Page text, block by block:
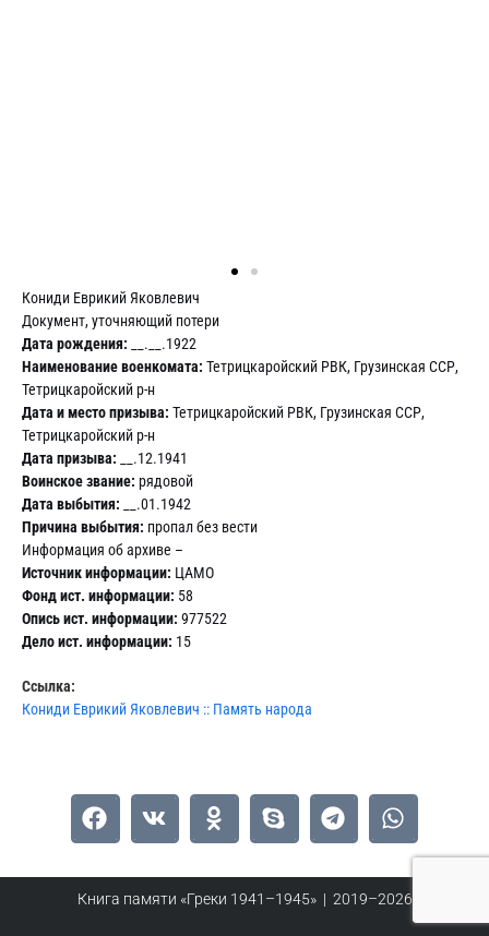
Кониди Еврикий Яковлевич
Документ, уточняющий потери
Дата рождения: __.__.1922
Наименование военкомата: Тетрицкаройский РВК, Грузинская ССР,
Тетрицкаройский р-н
Дата и место призыва: Тетрицкаройский РВК, Грузинская ССР,
Тетрицкаройский р-н
Дата призыва: __.12.1941
Воинское звание: рядовой
Дата выбытия: __.01.1942
Причина выбытия: пропал без вести
Информация об архиве –
Источник информации: ЦАМО
Фонд ист. информации: 58
Опись ист. информации: 977522
Дело ист. информации: 15
Ссылка:
Кониди Еврикий Яковлевич :: Память народа
Книга памяти «Греки 1941–1945» | 2019–2026